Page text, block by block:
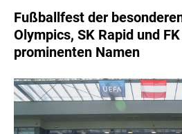
ALFIES
HANNERSBERG
ADMIRAL SPORTWETTEN
EWP RECYCLING PFAND ÖSTERREICH
ANNEMARIE CHARITY
Fußballfest der
Olympics, SK Rapid und
prominenten Namen